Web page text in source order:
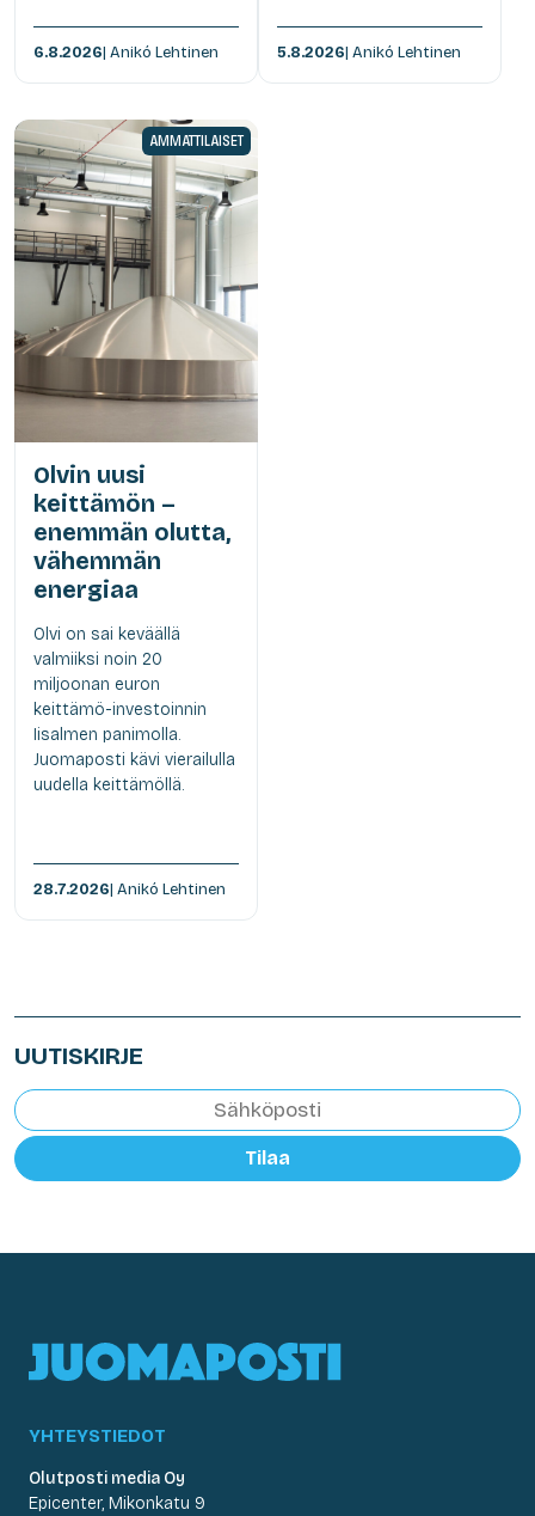
6.8.2026| Anikó Lehtinen 5.8.2026| Anikó Lehtinen
AMMATTILAISET
Olvin uusi
keittämön –
enemmän olutta,
vähemmän
energiaa
Olvi on sai keväällä
valmiiksi noin 20
miljoonan euron
keittämö-investoinnin
Iisalmen panimolla.
Juomaposti kävi vierailulla
uudella keittämöllä.
28.7.2026| Anikó Lehtinen
UUTISKIRJE
Tilaa
YHTEYSTIEDOT
Olutposti media Oy
Epicenter, Mikonkatu 9